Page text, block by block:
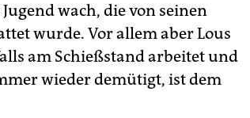
wach, die von seinen
wurde. Vor allem aber Lous
am Schießstand arbeitet und
wieder demütigt, ist dem